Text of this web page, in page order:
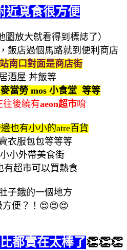
近覓食很方便
圖放大就看得到標誌了 ）
飯店過個馬路就到便利商店
南口對面是商店街
酒屋 丼飯等
當勞 mos 小食堂 等等
往後繞有aeon超市唷
也有小小的atre百貨
衣服包包等等等
小外帶美食街
有超市可以買熱食
子餓的一個地方
便？！ 😍😍😍
都實在太棒了👏👏👏